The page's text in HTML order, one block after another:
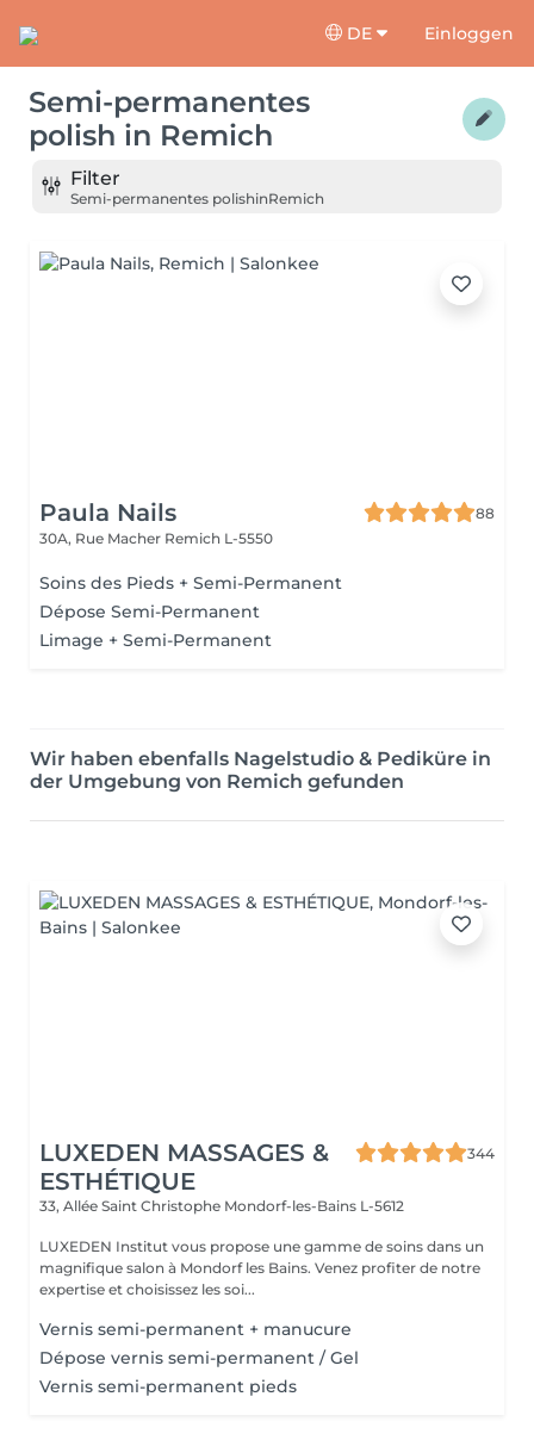
DE Einloggen
Semi-permanentes
polish in Remich
Filter
Semi-permanentes polishinRemich
Paula Nails
88
30A, Rue Macher Remich L-5550
Soins des Pieds + Semi-Permanent
Dépose Semi-Permanent
Limage + Semi-Permanent
Wir haben ebenfalls Nagelstudio & Pediküre in
der Umgebung von Remich gefunden
LUXEDEN MASSAGES &
ESTHÉTIQUE
344
33, Allée Saint Christophe Mondorf-les-Bains L-5612
LUXEDEN Institut vous propose une gamme de soins dans un
magnifique salon à Mondorf les Bains. Venez profiter de notre
expertise et choisissez les soi...
Vernis semi-permanent + manucure
Dépose vernis semi-permanent / Gel
Vernis semi-permanent pieds